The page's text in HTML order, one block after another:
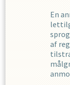
En
af